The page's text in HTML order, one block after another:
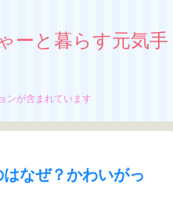
ーと暮らす元気手
ンが含まれています
なぜ？かわいがっ